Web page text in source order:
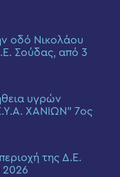
οδό Νικολάου
Σούδας, από 3
υγρών
ΧΑΝΙΩΝ” 7ος
της Δ.Ε.
2026